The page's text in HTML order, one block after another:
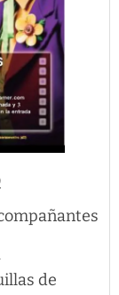
de